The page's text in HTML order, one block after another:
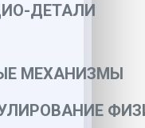
ДЕТАЛИ
МЕХАНИЗМЫ